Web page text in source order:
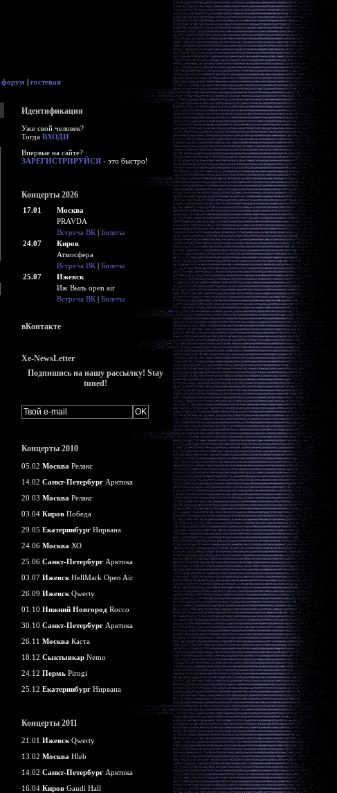
форум | гостевая
Идентификация
Уже свой человек?
Тогда ВХОДИ
Впервые на сайте?
ЗАРЕГИСТРИРУЙСЯ - это быстро!
Концерты 2026
17.01
Москва
PRAVDA
Встреча ВК | Билеты
24.07
Киров
Атмосфера
Встреча ВК | Билеты
25.07
Ижевск
Иж Выль open air
Встреча ВК | Билеты
вКонтакте
Xe-NewsLetter
Подпишись на нашу рассылку! Stay
tuned!
Концерты 2010
05.02 Москва Релакс
14.02 Санкт-Петербург Арктика
20.03 Москва Релакс
03.04 Киров Победа
29.05 Екатеринбург Нирвана
24.06 Москва ХО
25.06 Санкт-Петербург Арктика
03.07 Ижевск HellMark Open Air
26.09 Ижевск Qwerty
01.10 Нижний Новгород Rocco
30.10 Санкт-Петербург Арктика
26.11 Москва Каста
18.12 Сыктывкар Nemo
24.12 Пермь Pirogi
25.12 Екатеринбург Нирвана
Концерты 2011
21.01 Ижевск Qwerty
13.02 Москва Hleb
14.02 Санкт-Петербург Арктика
16.04 Киров Gaudi Hall